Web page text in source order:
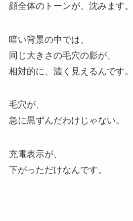
顔全体のトーンが、沈みます。
暗い背景の中では、
同じ大きさの毛穴の影が、
相対的に、濃く見えるんです。
毛穴が、
急に黒ずんだわけじゃない。
充電表示が、
下がっただけなんです。